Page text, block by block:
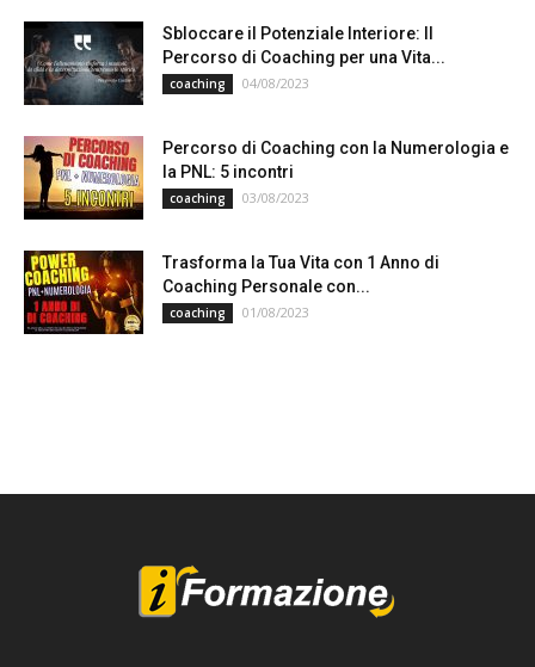
Sbloccare il Potenziale Interiore: Il
Percorso di Coaching per una Vita...
coaching 04/08/2023
Percorso di Coaching con la Numerologia e
la PNL: 5 incontri
coaching 03/08/2023
Trasforma la Tua Vita con 1 Anno di
Coaching Personale con...
coaching 01/08/2023